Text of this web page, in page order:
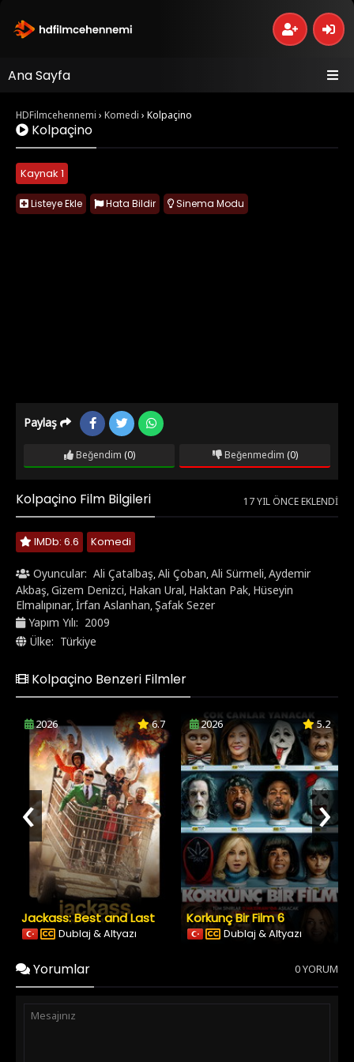
Ana Sayfa
HDFilmcehennemi › Komedi › Kolpaçino
Kolpaçino
Kaynak 1
Listeye Ekle Hata Bildir Sinema Modu
Paylaş
Beğendim (0) Beğenmedim (0)
Kolpaçino Film Bilgileri 17 YIL ÖNCE EKLENDI
IMDb: 6.6 Komedi
Oyuncular: Ali Çatalbaş,Ali Çoban,Ali Sürmeli,Aydemir
Akbaş,Gizem Denizci, Hakan Ural, Haktan Pak, Hüseyin
Elmalıpınar,İrfan Aslanhan,Şafak Sezer
Yapım Yılı: 2009
Ülke: Türkiye
Kolpaçino Benzeri Filmler
2026 6.7
Jackass: Best and Last
Dublaj & Altyazı
2026 5.2
Korkunç Bir Film 6
Dublaj & Altyazı
‹ ›
Yorumlar 0 YORUM